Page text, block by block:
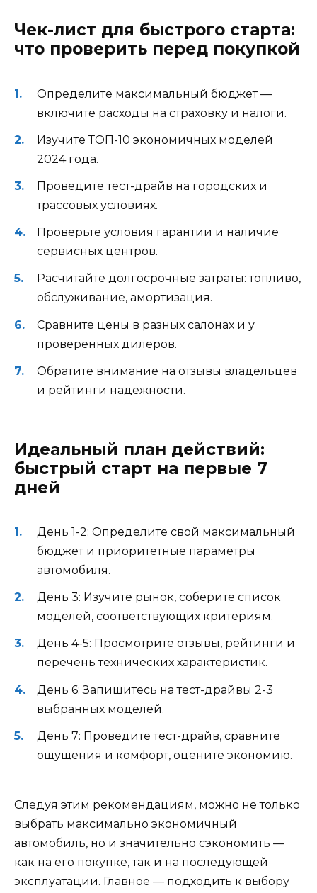
Чек-лист для быстрого старта:
что проверить перед покупкой
Определите максимальный бюджет —
включите расходы на страховку и налоги.
Изучите ТОП-10 экономичных моделей
2024 года.
Проведите тест-драйв на городских и
трассовых условиях.
Проверьте условия гарантии и наличие
сервисных центров.
Расчитайте долгосрочные затраты: топливо,
обслуживание, амортизация.
Сравните цены в разных салонах и у
проверенных дилеров.
Обратите внимание на отзывы владельцев
и рейтинги надежности.
Идеальный план действий:
быстрый старт на первые 7
дней
День 1-2: Определите свой максимальный
бюджет и приоритетные параметры
автомобиля.
День 3: Изучите рынок, соберите список
моделей, соответствующих критериям.
День 4-5: Просмотрите отзывы, рейтинги и
перечень технических характеристик.
День 6: Запишитесь на тест-драйвы 2-3
выбранных моделей.
День 7: Проведите тест-драйв, сравните
ощущения и комфорт, оцените экономию.
Следуя этим рекомендациям, можно не только
выбрать максимально экономичный
автомобиль, но и значительно сэкономить —
как на его покупке, так и на последующей
эксплуатации. Главное — подходить к выбору